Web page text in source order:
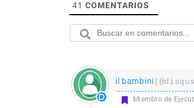
41 COMENTARIOS
il bambini
Miembro de